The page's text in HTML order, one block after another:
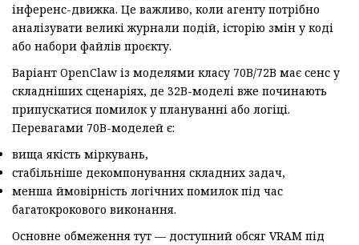
інференс-движка. Це важливо, коли агенту потрібно
аналізувати великі журнали подій, історію змін у коді
або набори файлів проєкту.
Варіант OpenClaw із моделями класу 70B/72B має сенс у
складніших сценаріях, де 32B-моделі вже починають
припускатися помилок у плануванні або логіці.
Перевагами 70B-моделей є:
вища якість міркувань,
стабільніше декомпонування складних задач,
менша ймовірність логічних помилок під час
багатокрокового виконання.
Основне обмеження тут — доступний обсяг VRAM під